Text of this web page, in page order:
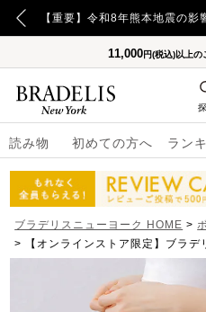
【重要】日本郵便の障害による配送への影響についてのお詫び
11,000円(税込)以上の
読み物 初めての方へ ラン
ブラデリスニューヨーク HOME
【オンラインストア限定】ブラ